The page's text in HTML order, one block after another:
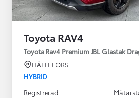
Toyota RAV4
Toyota Rav4 Premium JBL Glastak
HÄLLEFORS
HYBRID
Registrerad